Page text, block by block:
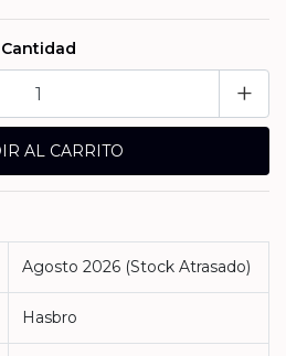
Cantidad
+
Agosto 2026 (Stock Atrasado)
Hasbro